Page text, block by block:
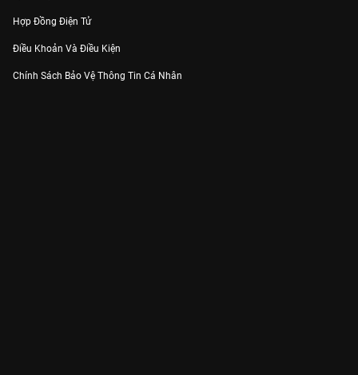
Hợp Đồng Điện Tử
Điều Khoản Và Điều Kiện
Chính Sách Bảo Vệ Thông Tin Cá Nhân